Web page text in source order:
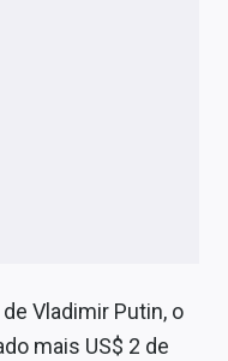
Vladimir Putin, o
mais US$ 2 de